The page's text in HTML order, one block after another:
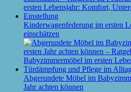
Kinderwagenfederung im ersten
einschätzen
Abgerundete Möbel im
Jahr achten können